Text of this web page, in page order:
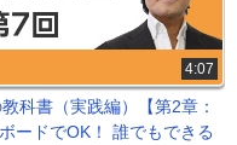
4:07
科書（実践編）【第2章：
ードでOK！ 誰でもできる